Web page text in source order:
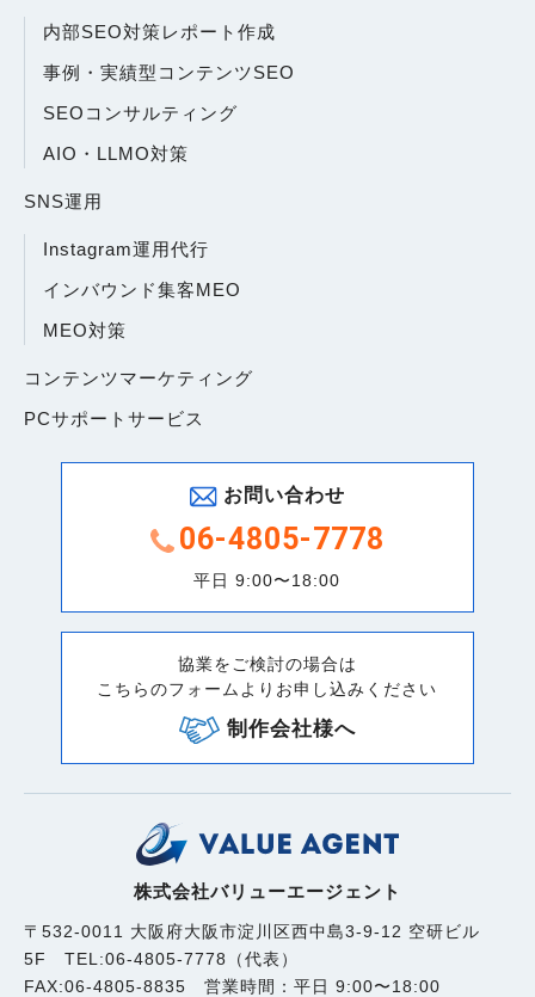
内部SEO対策レポート作成
事例・実績型コンテンツSEO
SEOコンサルティング
AIO・LLMO対策
SNS運用
Instagram運用代行
インバウンド集客MEO
MEO対策
コンテンツマーケティング
PCサポートサービス
お問い合わせ
06-4805-7778
平日 9:00〜18:00
協業をご検討の場合は
こちらのフォームよりお申し込みください
制作会社様へ
株式会社バリューエージェント
〒532-0011 大阪府大阪市淀川区西中島3-9-12 空研ビル
5F TEL:06-4805-7778（代表）
FAX:06-4805-8835 営業時間：平日 9:00〜18:00